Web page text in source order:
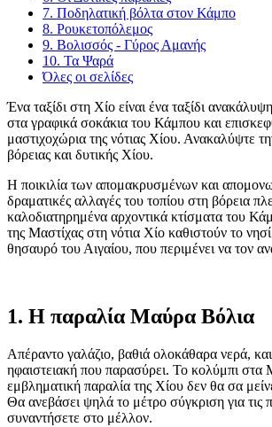
7. Ποδηλατική βόλτα στον Κάμπο
8. Ρουκετοπόλεμος
9. Βολισσός - Γύρος Αμανής
10. Τα Ψαρά
Όλες οι σελίδες
Ένα ταξίδι στη Χίο είναι ένα ταξίδι
στα γραφικά σοκάκια του Κάμπου και
μαστιχοχώρια της νότιας Χίου. Ανακαλύψτε
βόρειας και δυτικής Χίου.
Η ποικιλία των απομακρυσμένων και
δραματικές αλλαγές του τοπίου στη βόρεια
καλοδιατηρημένα αρχοντικά κτίσματα του
της Μαστίχας στη νότια Χίο καθιστούν το
θησαυρό του Αιγαίου, που περιμένει να τον
1. Η παραλία Μαύρα Βόλια
Απέραντο γαλάζιο, βαθιά ολοκάθαρα νερά, και
ηφαιστειακή που παρασύρει. Το κολύμπι
εμβληματική παραλία της Χίου δεν θα σα
Θα ανεβάσει ψηλά το μέτρο σύγκριση για τις
συναντήσετε στο μέλλον.